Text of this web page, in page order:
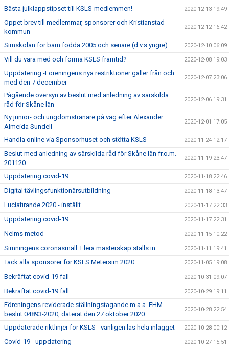
Bästa julklappstipset till KSLS-medlemmen! 2020-12-13 19:49
Öppet brev till medlemmar, sponsorer och Kristianstad
kommun
2020-12-12 16:42
Simskolan för barn födda 2005 och senare (d.v.s yngre) 2020-12-10 06:09
Vill du vara med och forma KSLS framtid? 2020-12-08 19:03
Uppdatering -Föreningens nya restriktioner gäller från och
med den 7 december
2020-12-07 23:06
Pågående översyn av beslut med anledning av särskilda
råd för Skåne län
2020-12-06 19:31
Ny junior- och ungdomstränare på väg efter Alexander
Almeida Sundell
2020-12-01 17:05
Handla online via Sponsorhuset och stötta KSLS 2020-11-24 12:17
Beslut med anledning av särskilda råd för Skåne län fr.o.m.
201120
2020-11-19 23:47
Uppdatering covid-19 2020-11-18 22:46
Digital tävlingsfunktionärsutbildning 2020-11-18 13:47
Luciafirande 2020 - inställt 2020-11-17 22:33
Uppdatering covid-19 2020-11-17 22:31
Nelms metod 2020-11-15 10:22
Simningens coronasmäll: Flera mästerskap ställs in 2020-11-11 19:41
Tack alla sponsorer för KSLS Metersim 2020 2020-11-05 19:08
Bekräftat covid-19 fall 2020-10-31 09:07
Bekräftat covid-19 fall 2020-10-29 19:11
Föreningens reviderade ställningstagande m.a.a. FHM
beslut 04893-2020, daterat den 27 oktober 2020
2020-10-28 22:54
Uppdaterade riktlinjer för KSLS - vänligen läs hela inlägget 2020-10-28 00:12
Covid-19 - uppdatering 2020-10-27 15:51